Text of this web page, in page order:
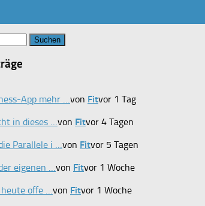
App mehr …von Fitvor 1 Tag
in dieses …von Fitvor 4 Tagen
Parallele i …von Fitvor 5 Tagen
eigenen …von Fitvor 1 Woche
heute offe …von Fitvor 1 Woche